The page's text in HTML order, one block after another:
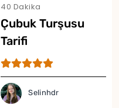
40 Dakika
Çubuk Turşusu
Tarifi
Selinhdr